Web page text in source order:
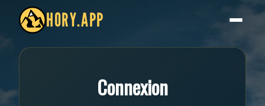
HORY.APP
Connexion